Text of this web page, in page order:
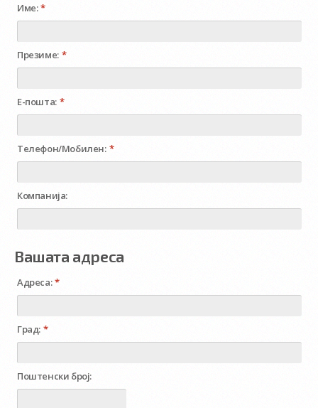
Име: *
Презиме: *
Е-пошта: *
Телефон/Мобилен: *
Компанија:
Вашата адреса
Адреса: *
Град: *
Поштенски број: